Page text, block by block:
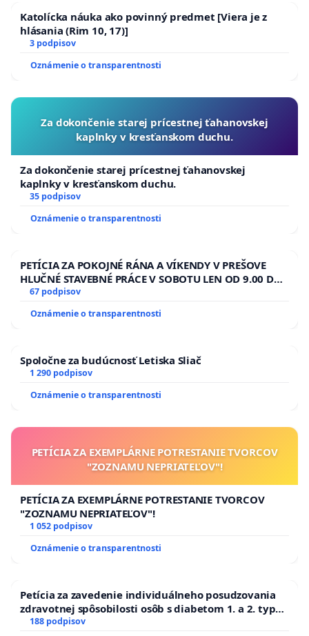
Katolícka náuka ako povinný predmet [Viera je z
hlásania (Rim 10, 17)]
3 podpisov
Oznámenie o transparentnosti
Za dokončenie starej prícestnej ťahanovskej
kaplnky v kresťanskom duchu.
Za dokončenie starej prícestnej ťahanovskej
kaplnky v kresťanskom duchu.
35 podpisov
Oznámenie o transparentnosti
PETÍCIA ZA POKOJNÉ RÁNA A VÍKENDY V PREŠOVE
HLUČNÉ STAVEBNÉ PRÁCE V SOBOTU LEN OD 9.00 DO
13.00 HOD., CEZ PRACOVNÝ TÝŽDEŇ CIEĽ 8.00 – 18.00
ĎUMBIERSKEJ/MAGU
67 podpisov
Oznámenie o transparentnosti
Spoločne za budúcnosť Letiska Sliač
1 290 podpisov
Oznámenie o transparentnosti
PETÍCIA ZA EXEMPLÁRNE POTRESTANIE TVORCOV
"ZOZNAMU NEPRIATEĽOV"!
PETÍCIA ZA EXEMPLÁRNE POTRESTANIE TVORCOV
"ZOZNAMU NEPRIATEĽOV"!
1 052 podpisov
Oznámenie o transparentnosti
Petícia za zavedenie individuálneho posudzovania
zdravotnej spôsobilosti osôb s diabetom 1. a 2. typu
pri prijímaní do Policajného zboru SR
188 podpisov